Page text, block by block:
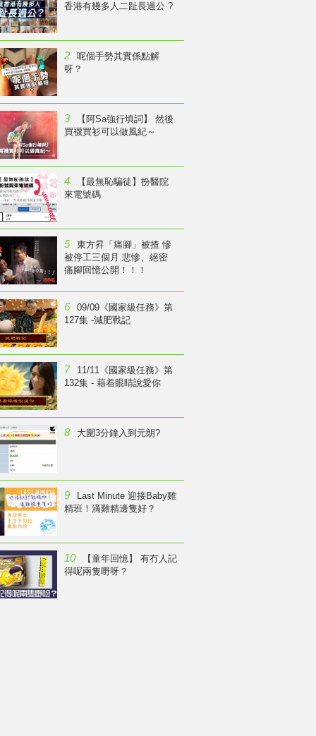
香港有幾多人二趾長過公 ?
2
呢個手勢其實係點解
呀？
3
【阿Sa強行填詞】 然後
買襪買衫可以做風紀～
4
【最無恥騙徒】扮醫院
來電號碼
5
東方昇「痛腳」被揸 慘
被停工三個月 悲慘、絕密
痛腳回憶公開！！！
6
09/09《國家級任務》第
127集 -減肥戰記
7
11/11《國家級任務》第
132集 - 藉着眼睛說愛你
8 大圍3分鐘入到元朗?
9
Last Minute 迎接Baby雞
精班！滴雞精邊隻好？
10
【童年回憶】 有冇人記
得呢兩隻嘢呀？